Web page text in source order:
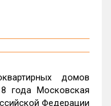
домов
года Московская
Федерации